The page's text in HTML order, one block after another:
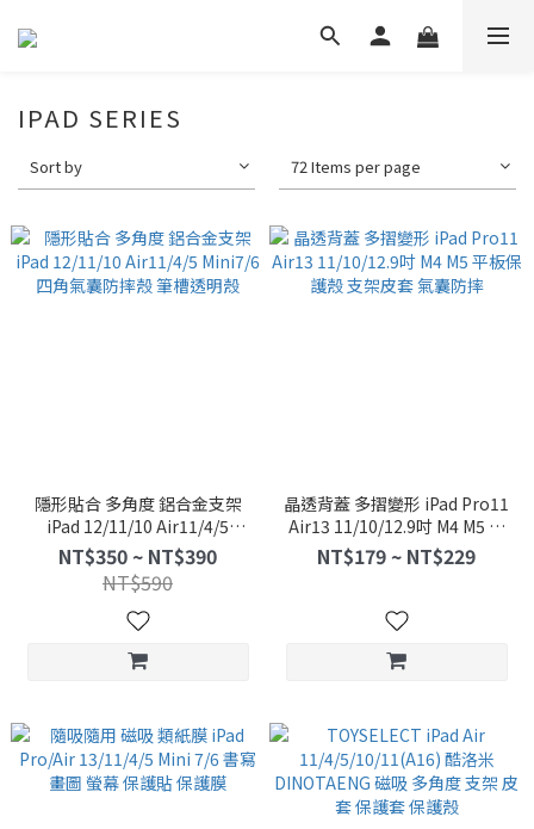
IPAD SERIES
Sort by 72 Items per page
隱形貼合 多角度 鋁合金支架
iPad 12/11/10 Air11/4/5
Mini7/6 四角氣囊防摔殼 筆槽
透明殼
NT$350 ~ NT$390
NT$590
晶透背蓋 多摺變形 iPad Pro11
Air13 11/10/12.9吋 M4 M5 平
板保護殼 支架皮套 氣囊防摔
NT$179 ~ NT$229